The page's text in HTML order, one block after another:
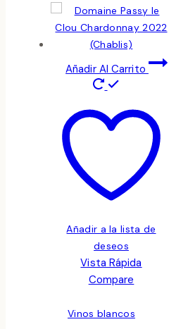
Añadir Al Carrito
Añadir a la lista de
deseos
Vista Rápida
Compare
Vinos blancos